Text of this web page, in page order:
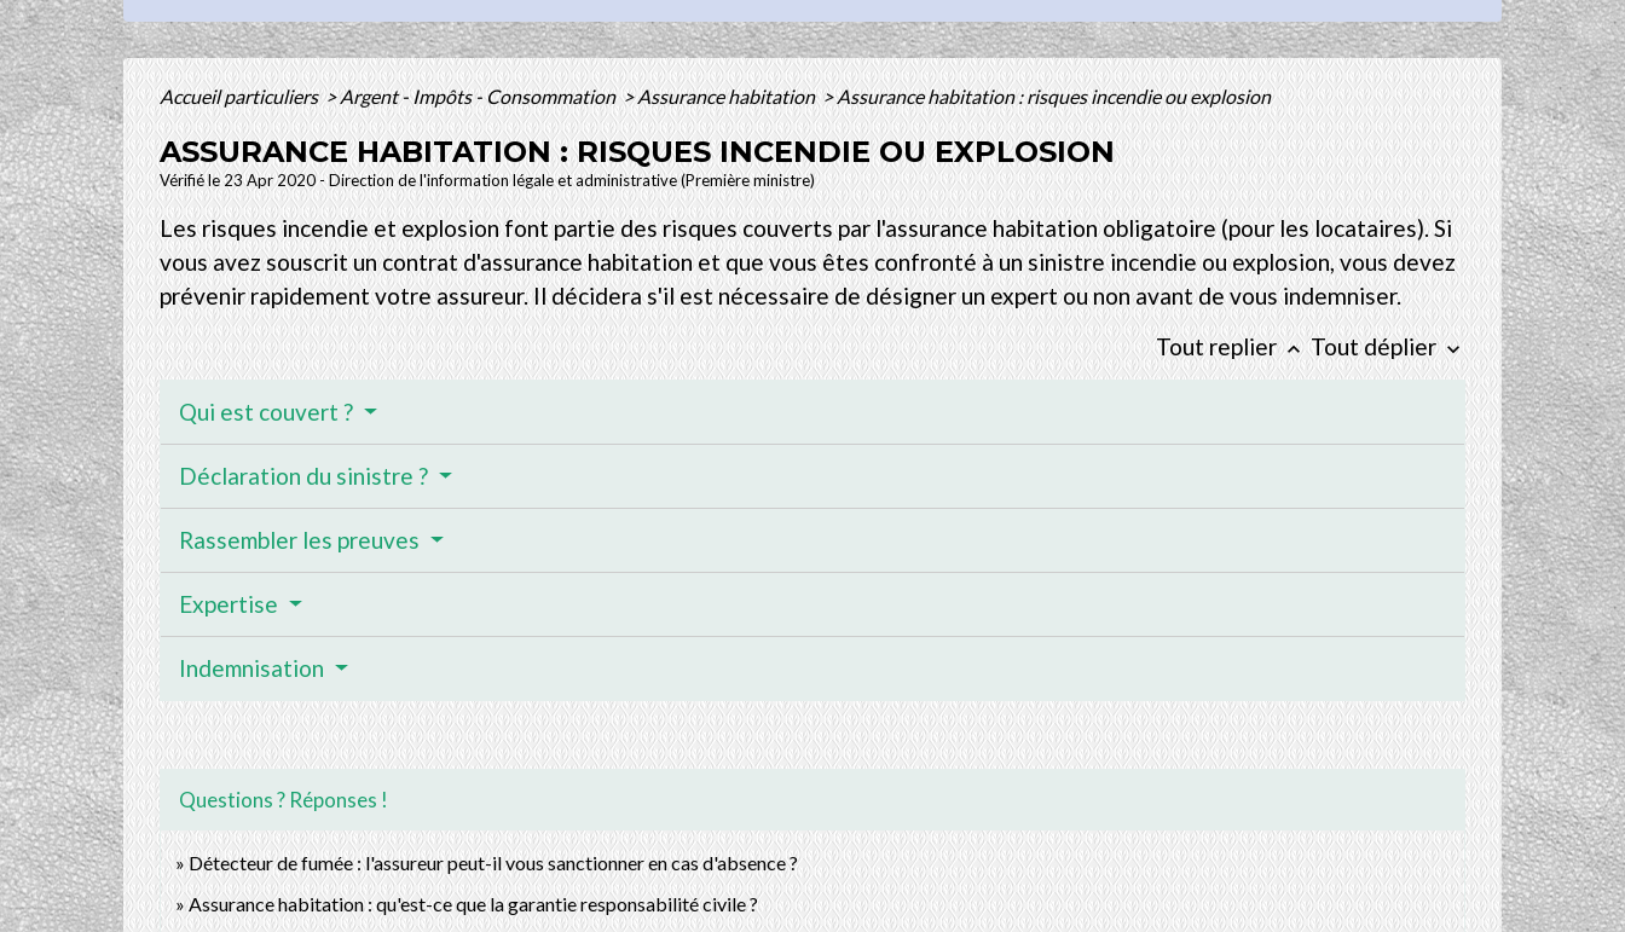
Accueil particuliers>Argent - Impôts - Consommation >Assurance habitation>Assurance habitation : risques incendie ou explosion
ASSURANCE HABITATION : RISQUES INCENDIE OU EXPLOSION
Vérifié le 23 Apr 2020 - Direction de l'information légale et administrative (Première ministre)
Les risques incendie et explosion font partie des risques couverts par l'assurance habitation obligatoire (pour les locataires). Si
vous avez souscrit un contrat d'assurance habitation et que vous êtes confronté à un sinistre incendie ou explosion, vous devez
prévenir rapidement votre assureur. Il décidera s'il est nécessaire de désigner un expert ou non avant de vous indemniser.
Tout replierkeyboard_arrow_up Tout déplier keyboard_arrow_down
Qui est couvert ?
Déclaration du sinistre ?
Rassembler les preuves
Expertise
Indemnisation
Questions ? Réponses !
Détecteur de fumée : l'assureur peut-il vous sanctionner en cas d'absence ?
Assurance habitation : qu'est-ce que la garantie responsabilité civile ?